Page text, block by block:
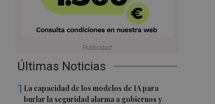
Últimas Noticias
1 La capacidad de los modelos de IA para
burlar la seguridad alarma a gobiernos y